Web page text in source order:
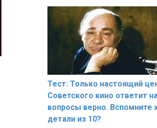
Тест: Только настоящий
Советского кино ответит
вопросы верно. Вспомните
детали из 10?